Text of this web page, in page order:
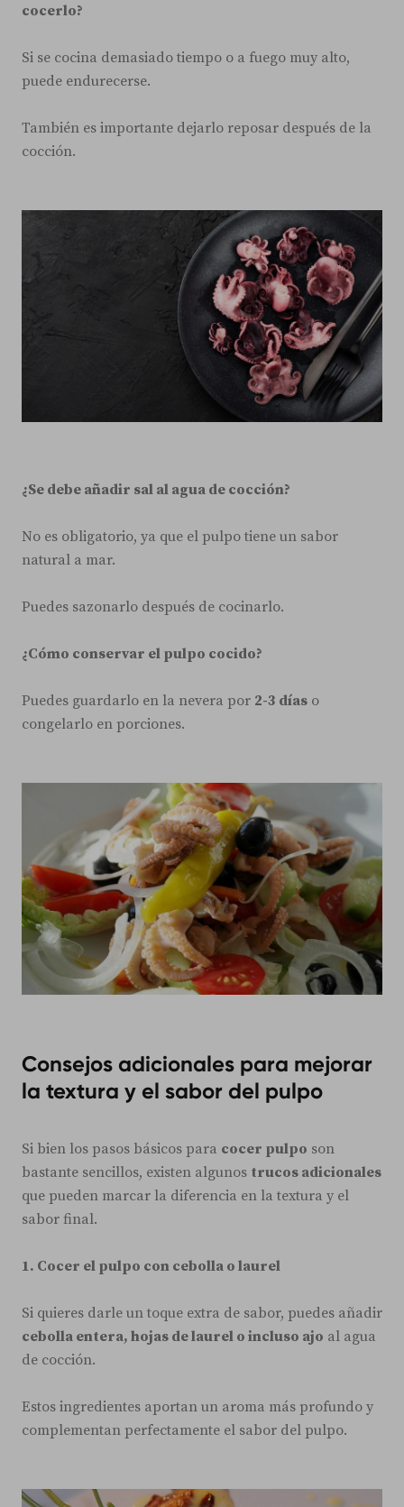
cocerlo?
Si se cocina demasiado tiempo o a fuego muy alto,
puede endurecerse.
También es importante dejarlo reposar después de la
cocción.
¿Se debe añadir sal al agua de cocción?
No es obligatorio, ya que el pulpo tiene un sabor
natural a mar.
Puedes sazonarlo después de cocinarlo.
¿Cómo conservar el pulpo cocido?
Puedes guardarlo en la nevera por 2-3 días o
congelarlo en porciones.
Consejos adicionales para mejorar
la textura y el sabor del pulpo
Si bien los pasos básicos para cocer pulpo son
bastante sencillos, existen algunos trucos adicionales
que pueden marcar la diferencia en la textura y el
sabor final.
1. Cocer el pulpo con cebolla o laurel
Si quieres darle un toque extra de sabor, puedes añadir
cebolla entera, hojas de laurel o incluso ajo al agua
de cocción.
Estos ingredientes aportan un aroma más profundo y
complementan perfectamente el sabor del pulpo.